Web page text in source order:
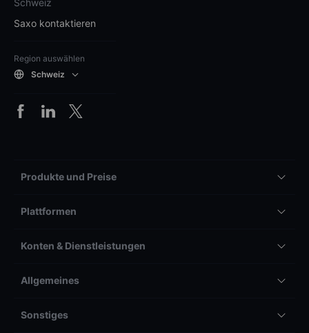
Schweiz
Saxo kontaktieren
Region auswählen
Schweiz
Produkte und Preise
Plattformen
Konten & Dienstleistungen
Allgemeines
Sonstiges